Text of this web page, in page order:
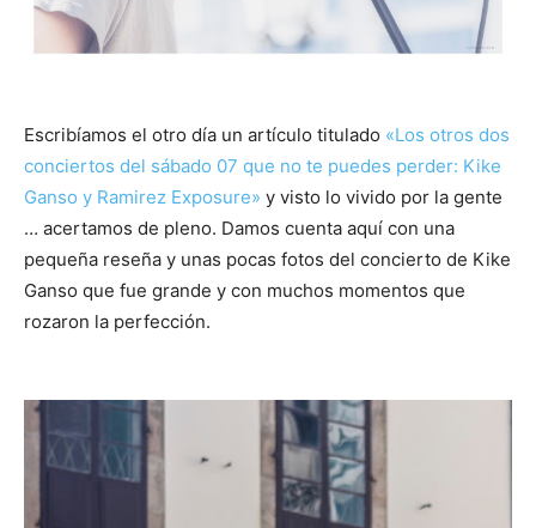
Escribíamos el otro día un artículo titulado «Los otros dos
conciertos del sábado 07 que no te puedes perder: Kike
Ganso y Ramirez Exposure» y visto lo vivido por la gente
… acertamos de pleno. Damos cuenta aquí con una
pequeña reseña y unas pocas fotos del concierto de Kike
Ganso que fue grande y con muchos momentos que
rozaron la perfección.